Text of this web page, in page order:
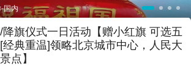
国内
旗仪式一日活动【赠小红旗 可选五
典重温]领略北京城市中心，人民大
点】